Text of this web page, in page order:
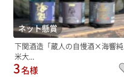
ネット懸賞
下関酒造「蔵人の自慢酒×海響純
米大...
3名様